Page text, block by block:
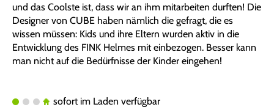
und das Coolste ist, dass wir an ihm mitarbeiten durften! Die
Designer von CUBE haben nämlich die gefragt, die es
wissen müssen: Kids und ihre Eltern wurden aktiv in die
Entwicklung des FINK Helmes mit einbezogen. Besser kann
man nicht auf die Bedürfnisse der Kinder eingehen!
sofort im Laden verfügbar